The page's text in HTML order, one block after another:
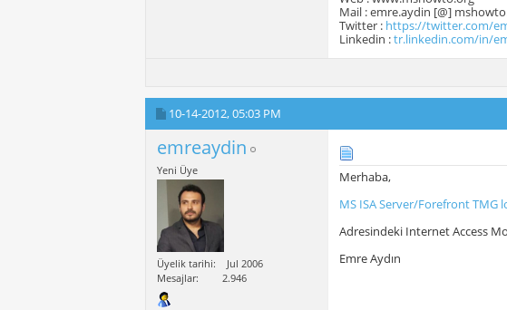
Mail : emre.aydin [@]
Twitter : https://twitter.com/
Linkedin :tr.linkedin.com/in/
10-14-2012,05:03 PM
emreaydin
Yeni Üye
Üyelik tarihi
Jul 2006
Mesajlar
2.946
Merhaba,
MS ISA Server/Forefront TMG
Adresindeki Internet Access
Emre Aydın